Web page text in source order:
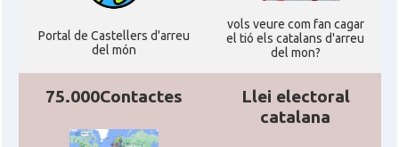
Portal de Castellers d'arreu
del món
vols veure com fan cagar
el tió els catalans d'arreu
del mon?
75.000Contactes
Llei electoral
catalana